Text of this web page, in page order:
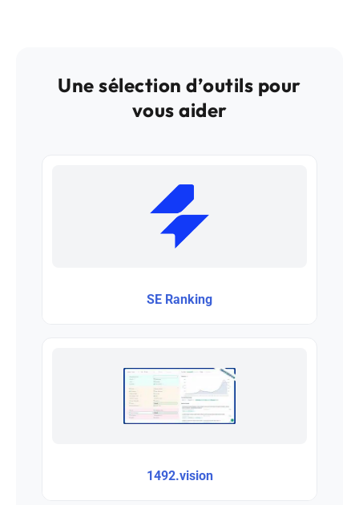
Une sélection d’outils pour
vous aider
SE Ranking
1492.vision